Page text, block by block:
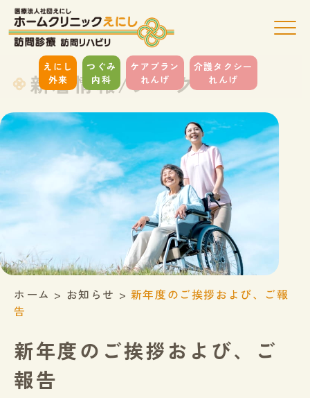
えにし
外来
つぐみ
内科
ケアプラン
れんげ
介護タクシー
れんげ
新着情報/ブログ
ホーム > お知らせ > 新年度のご挨拶および、ご報
告
新年度のご挨拶および、ご
報告